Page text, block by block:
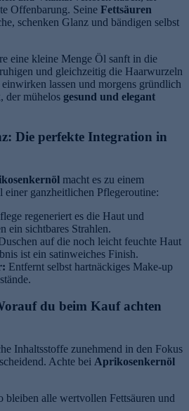
Offenbarung. Seine Fettsäuren
schenken Glanz und bändigen selbst
eine kleine Menge Öl sanft in die
und gleichzeitig die Haarwurzeln
lassen und morgens gründlich
der mühelos gesund und elegant
Die perfekte Integration in
macht es zu einem
einer ganzheitlichen Pflegeroutine:
regeneriert es die Haut und
ein sichtbares Strahlen.
auf die noch leicht feuchte Haut
ist ein satinweiches Finish.
Entfernt selbst hartnäckiges Make-up
du beim Kauf achten
Inhaltsstoffe zunehmend in den Fokus
Achte bei Aprikosenkernöl
bleiben alle wertvollen Fettsäuren und